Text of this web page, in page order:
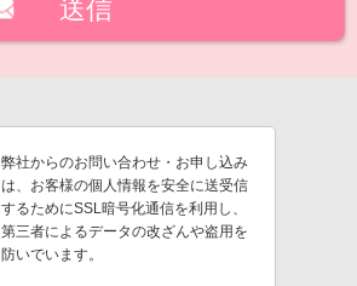
弊社からのお問い合わせ・お申し込み
は、お客様の個人情報を安全に送受信
するためにSSL暗号化通信を利用し、
第三者によるデータの改ざんや盗用を
防いでいます。